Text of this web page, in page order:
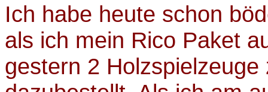
Ich habe heute schon
als ich mein Rico Paket
gestern 2